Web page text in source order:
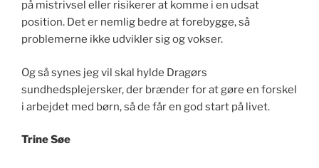
på mistrivsel eller risikerer at komme i en udsat
position. Det er nemlig bedre at forebygge, så
problemerne ikke udvikler sig og vokser.
Og så synes jeg vil skal hylde Dragørs
sundhedsplejersker, der brænder for at gøre en forskel
i arbejdet med børn, så de får en god start på livet.
Trine Søe